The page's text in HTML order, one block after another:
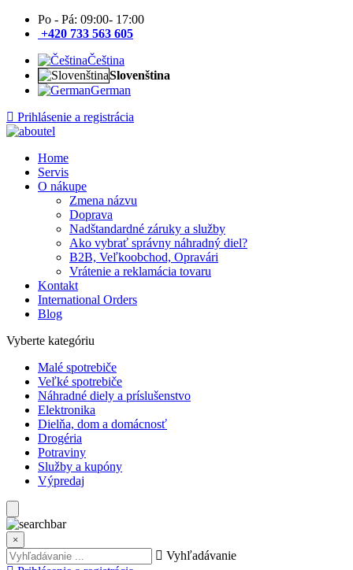
Po - Pá: 09:00- 17:00
+420 733 563 605
Čeština
Slovenština
German
Prihlásenie a registrácia
Home
Servis
O nákupe
Zmena názvu
Doprava
Nadštandardné záruky a služby
Ako vybrať správny náhradný diel?
B2B, Veľkoobchod, Opravári
Vrátenie a reklamácia tovaru
Kontakt
International Orders
Blog
Vyberte kategóriu
Malé spotrebiče
Veľké spotrebiče
Náhradné diely a príslušenstvo
Elektronika
Dielňa, dom a domácnosť
Drogéria
Potraviny
Služby a kupóny
Výpredaj
×
Vyhľadávanie